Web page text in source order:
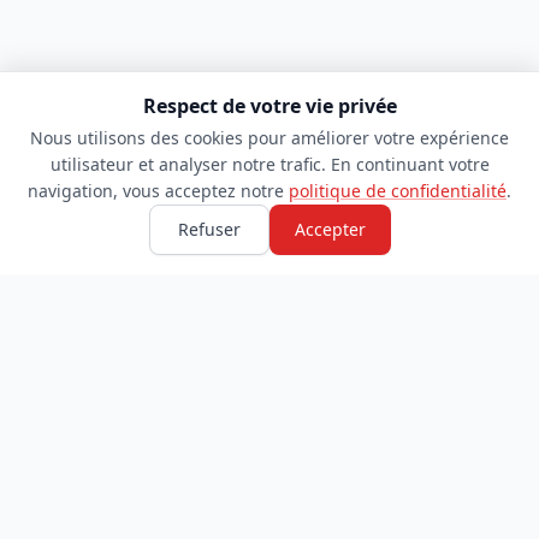
Respect de votre vie privée
Nous utilisons des cookies pour améliorer votre expérience
utilisateur et analyser notre trafic. En continuant votre
navigation, vous acceptez notre politique de confidentialité.
Refuser
Accepter